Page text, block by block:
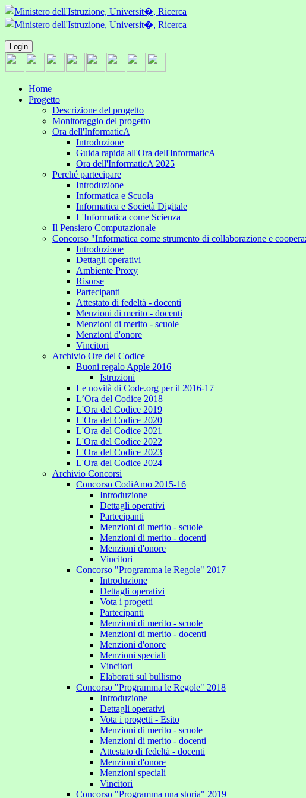
Login
Home
Progetto
Descrizione del progetto
Monitoraggio del progetto
Ora dell'InformaticA
Introduzione
Guida rapida all'Ora dell'InformaticA
Ora dell'InformaticA 2025
Perché partecipare
Introduzione
Informatica e Scuola
Informatica e Società Digitale
L'Informatica come Scienza
Il Pensiero Computazionale
Concorso "Informatica come strumento di collaborazione e
Introduzione
Dettagli operativi
Ambiente Proxy
Risorse
Partecipanti
Attestato di fedeltà - docenti
Menzioni di merito - docenti
Menzioni di merito - scuole
Menzioni d'onore
Vincitori
Archivio Ore del Codice
Buoni regalo Apple 2016
Istruzioni
Le novità di Code.org per il 2016-17
L’Ora del Codice 2018
L'Ora del Codice 2019
L'Ora del Codice 2020
L'Ora del Codice 2021
L'Ora del Codice 2022
L'Ora del Codice 2023
L'Ora del Codice 2024
Archivio Concorsi
Concorso CodiAmo 2015-16
Introduzione
Dettagli operativi
Partecipanti
Menzioni di merito - scuole
Menzioni di merito - docenti
Menzioni d'onore
Vincitori
Concorso "Programma le Regole" 2017
Introduzione
Dettagli operativi
Vota i progetti
Partecipanti
Menzioni di merito - scuole
Menzioni di merito - docenti
Menzioni d'onore
Menzioni speciali
Vincitori
Elaborati sul bullismo
Concorso "Programma le Regole" 2018
Introduzione
Dettagli operativi
Vota i progetti - Esito
Menzioni di merito - scuole
Menzioni di merito - docenti
Attestato di fedeltà - docenti
Menzioni d'onore
Menzioni speciali
Vincitori
Concorso "Programma una storia" 2019